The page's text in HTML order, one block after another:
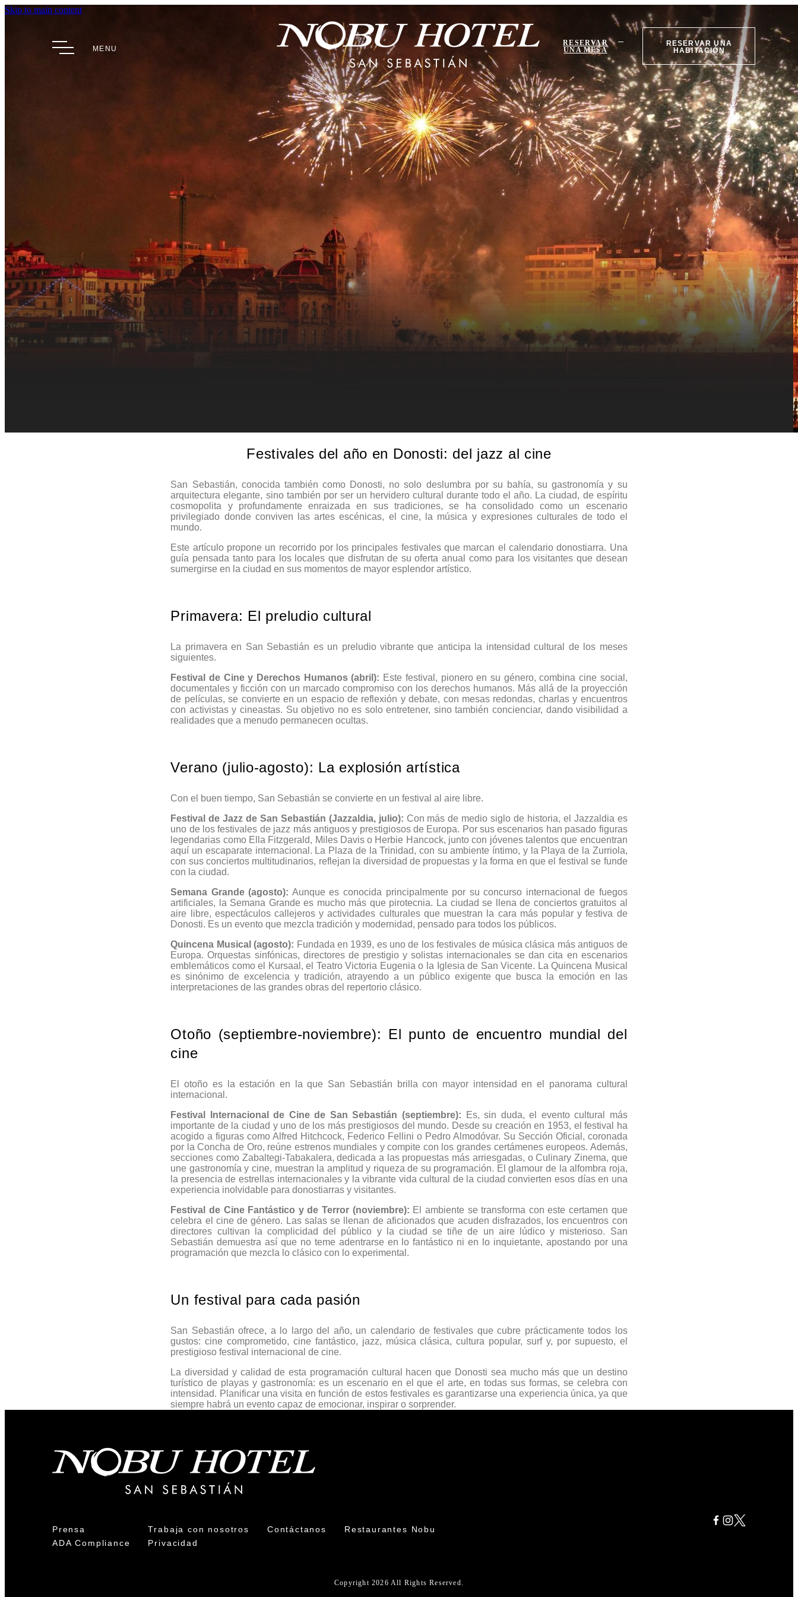
Skip to main content
MENU
RESERVAR
UNA MESA
RESERVAR UNA
HABITACIÓN
Festivales del año en Donosti: del jazz al cine
San Sebastián, conocida también como Donosti, no solo deslumbra por su bahía, su gastronomía y su
arquitectura elegante, sino también por ser un hervidero cultural durante todo el año. La ciudad, de espíritu
cosmopolita y profundamente enraizada en sus tradiciones, se ha consolidado como un escenario
privilegiado donde conviven las artes escénicas, el cine, la música y expresiones culturales de todo el
mundo.
Este artículo propone un recorrido por los principales festivales que marcan el calendario donostiarra. Una
guía pensada tanto para los locales que disfrutan de su oferta anual como para los visitantes que desean
sumergirse en la ciudad en sus momentos de mayor esplendor artístico.
Primavera: El preludio cultural
La primavera en San Sebastián es un preludio vibrante que anticipa la intensidad cultural de los meses
siguientes.
Festival de Cine y Derechos Humanos (abril): Este festival, pionero en su género, combina cine social,
documentales y ficción con un marcado compromiso con los derechos humanos. Más allá de la proyección
de películas, se convierte en un espacio de reflexión y debate, con mesas redondas, charlas y encuentros
con activistas y cineastas. Su objetivo no es solo entretener, sino también concienciar, dando visibilidad a
realidades que a menudo permanecen ocultas.
Verano (julio-agosto): La explosión artística
Con el buen tiempo, San Sebastián se convierte en un festival al aire libre.
Festival de Jazz de San Sebastián (Jazzaldia, julio): Con más de medio siglo de historia, el Jazzaldia es
uno de los festivales de jazz más antiguos y prestigiosos de Europa. Por sus escenarios han pasado figuras
legendarias como Ella Fitzgerald, Miles Davis o Herbie Hancock, junto con jóvenes talentos que encuentran
aquí un escaparate internacional. La Plaza de la Trinidad, con su ambiente íntimo, y la Playa de la Zurriola,
con sus conciertos multitudinarios, reflejan la diversidad de propuestas y la forma en que el festival se funde
con la ciudad.
Semana Grande (agosto): Aunque es conocida principalmente por su concurso internacional de fuegos
artificiales, la Semana Grande es mucho más que pirotecnia. La ciudad se llena de conciertos gratuitos al
aire libre, espectáculos callejeros y actividades culturales que muestran la cara más popular y festiva de
Donosti. Es un evento que mezcla tradición y modernidad, pensado para todos los públicos.
Quincena Musical (agosto): Fundada en 1939, es uno de los festivales de música clásica más antiguos de
Europa. Orquestas sinfónicas, directores de prestigio y solistas internacionales se dan cita en escenarios
emblemáticos como el Kursaal, el Teatro Victoria Eugenia o la Iglesia de San Vicente. La Quincena Musical
es sinónimo de excelencia y tradición, atrayendo a un público exigente que busca la emoción en las
interpretaciones de las grandes obras del repertorio clásico.
Otoño (septiembre-noviembre): El punto de encuentro mundial del
cine
El otoño es la estación en la que San Sebastián brilla con mayor intensidad en el panorama cultural
internacional.
Festival Internacional de Cine de San Sebastián (septiembre): Es, sin duda, el evento cultural más
importante de la ciudad y uno de los más prestigiosos del mundo. Desde su creación en 1953, el festival ha
acogido a figuras como Alfred Hitchcock, Federico Fellini o Pedro Almodóvar. Su Sección Oficial, coronada
por la Concha de Oro, reúne estrenos mundiales y compite con los grandes certámenes europeos. Además,
secciones como Zabaltegi-Tabakalera, dedicada a las propuestas más arriesgadas, o Culinary Zinema, que
une gastronomía y cine, muestran la amplitud y riqueza de su programación. El glamour de la alfombra roja,
la presencia de estrellas internacionales y la vibrante vida cultural de la ciudad convierten esos días en una
experiencia inolvidable para donostiarras y visitantes.
Festival de Cine Fantástico y de Terror (noviembre): El ambiente se transforma con este certamen que
celebra el cine de género. Las salas se llenan de aficionados que acuden disfrazados, los encuentros con
directores cultivan la complicidad del público y la ciudad se tiñe de un aire lúdico y misterioso. San
Sebastián demuestra así que no teme adentrarse en lo fantástico ni en lo inquietante, apostando por una
programación que mezcla lo clásico con lo experimental.
Un festival para cada pasión
San Sebastián ofrece, a lo largo del año, un calendario de festivales que cubre prácticamente todos los
gustos: cine comprometido, cine fantástico, jazz, música clásica, cultura popular, surf y, por supuesto, el
prestigioso festival internacional de cine.
La diversidad y calidad de esta programación cultural hacen que Donosti sea mucho más que un destino
turístico de playas y gastronomía: es un escenario en el que el arte, en todas sus formas, se celebra con
intensidad. Planificar una visita en función de estos festivales es garantizarse una experiencia única, ya que
siempre habrá un evento capaz de emocionar, inspirar o sorprender.
Prensa Trabaja con nosotros Contáctanos
Restaurantes Nobu
ADA Compliance
Privacidad
Copyright 2026 All Rights Reserved.